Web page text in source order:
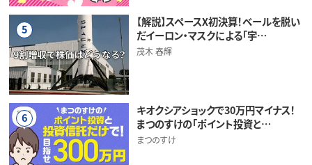
5
【解説】スペースX初決算！ベールを脱い
だイーロン・マスクによる「宇…
茂木 春輝
6
キオクシアショックで30万円マイナス！
まつのすけの「ポイント投資と…
まつのすけ